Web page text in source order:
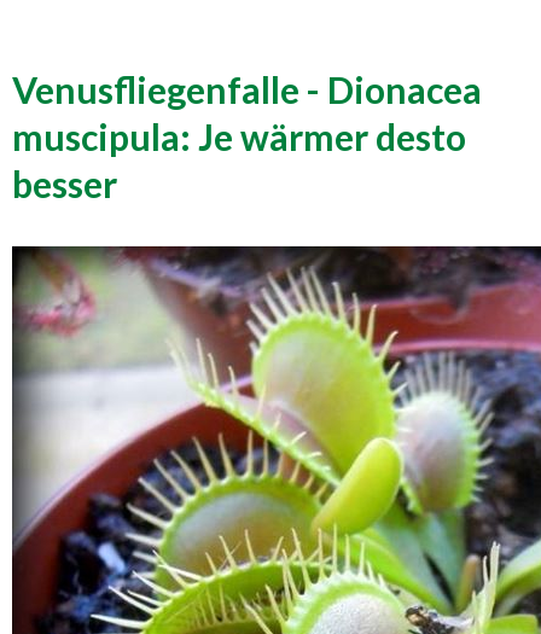
Venusfliegenfalle - Dionacea
muscipula: Je wärmer desto
besser